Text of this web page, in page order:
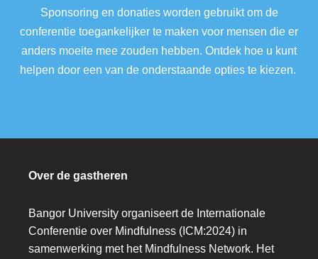
Sponsoring en donaties worden gebruikt om de
conferentie toegankelijker te maken voor mensen die er
anders moeite mee zouden hebben. Ontdek hoe u kunt
helpen door een van de onderstaande opties te kiezen.
Over de gastheren
Bangor University organiseert de Internationale
Conferentie over Mindfulness (ICM:2024) in
samenwerking met het Mindfulness Network. Het